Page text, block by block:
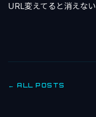
URL変えてると消えな
← ALL POSTS